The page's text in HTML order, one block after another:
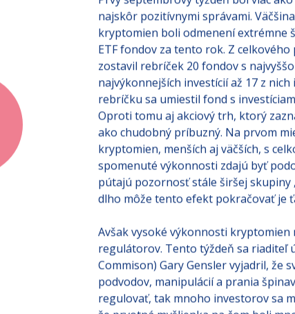
Prvý septembrový týždeň bol viac
najskôr pozitívnymi správami.
kryptomien boli odmenení extrémne
ETF fondov za tento rok. Z
zostavil rebríček 20 fondov s
najvýkonnejších investícií až 17 z
rebríčku sa umiestil fond s
Oproti tomu aj akciový trh, ktorý
ako chudobný príbuzný. Na prvom
kryptomien, menších aj väčších, s
spomenuté výkonnosti zdajú byť
pútajú pozornosť stále širšej skupiny
dlho môže tento efekt pokračovať je
Avšak vysoké výkonnosti
regulátorov. Tento týždeň sa riaditeľ
Commison) Gary Gensler vyjadril,
podvodov, manipulácií a prania
regulovať, tak mnoho investorov sa